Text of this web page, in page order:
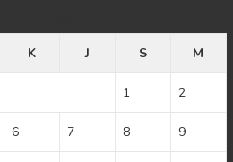
K J S M
1 2
6 7 8 9